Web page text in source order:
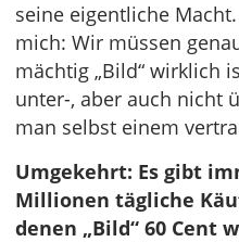
seine eigentliche
mich: Wir müssen
mächtig „Bild“ wirklich
unter-, aber auch nicht
man selbst einem
Umgekehrt: Es gibt
Millionen tägliche
denen „Bild“ 60 Cent